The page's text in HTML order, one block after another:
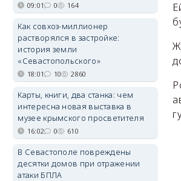
09:01 0 164
Как совхоз-миллионер
растворялся в застройке:
история земли
«Севастопольского»
18:01 10 2860
Карты, книги, два станка: чем
интересна новая выставка в
музее крымского просветителя
16:02 0 610
В Севастополе повреждены
десятки домов при отражении
атаки БПЛА